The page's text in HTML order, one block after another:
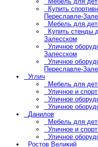
Купить
Переславле-
Мебель для
Купить стенды
Залесском
Уличное
Залесском
Уличное
Переславле-
Углич
Мебель для
Уличное и
Уличное
Уличное
Данилов
Мебель для
Уличное и
Уличное
Ростов Великий